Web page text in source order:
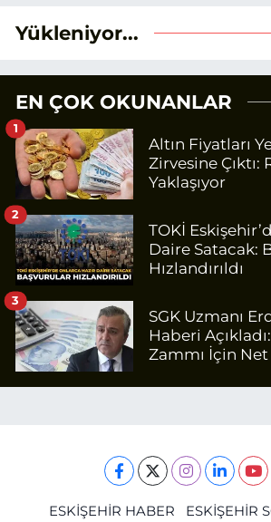
Yükleniyor...
EN ÇOK OKUNANLAR
Altın Fiyatları
Zirvesine Çıktı:
Yaklaşıyor
1
TOKİ
Daire Satacak:
Hızlandırıldı
2
SGK Uzmanı
Haberi
Zammı İçin
3
ESKİŞEHİR HABER
ESKİŞEHİR